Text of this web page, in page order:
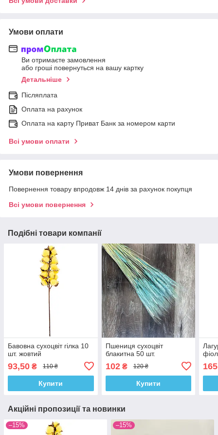
Умови оплати
Ви отримаєте замовлення
або гроші повернуться на вашу картку
Детальніше
Післяплата
Оплата на рахунок
Оплата на карту Приват Банк за номером карти
Всі умови оплати
Умови повернення
Повернення товару впродовж 14 днів за рахунок покупця
Всі умови повернення
Подібні товари компанії
Бавовна сухоцвіт гілка 10
шт. жовтий
93,50 ₴ 110 ₴
Купити
Пшениця сухоцвіт
блакитна 50 шт.
102₴ 120 ₴
Купити
Акційні пропозиції та новинки
–15% –15%